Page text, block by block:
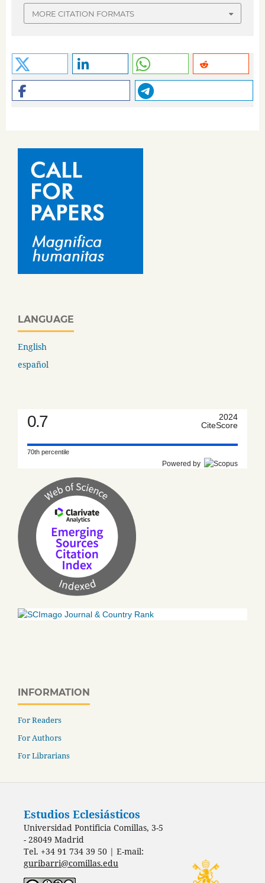
MORE CITATION FORMATS
LANGUAGE
English
español
0.7
2024
CiteScore
70th percentile
Powered by
INFORMATION
For Readers
For Authors
For Librarians
Estudios Eclesiásticos
Universidad Pontificia Comillas, 3-5
- 28049 Madrid
Tel. +34 91 734 39 50 | E-mail:
guribarri@comillas.edu